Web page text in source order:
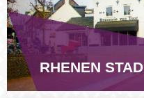
RHENEN STAD